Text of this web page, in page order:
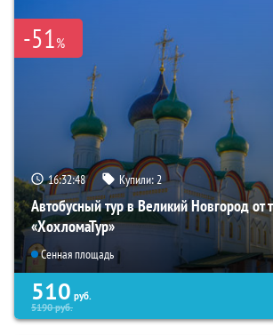
-51%
16:32:46 Купили:2
Автобусный тур в Великий Новгород от
«ХохломаТур»
Сенная площадь
510 руб.
5190руб.